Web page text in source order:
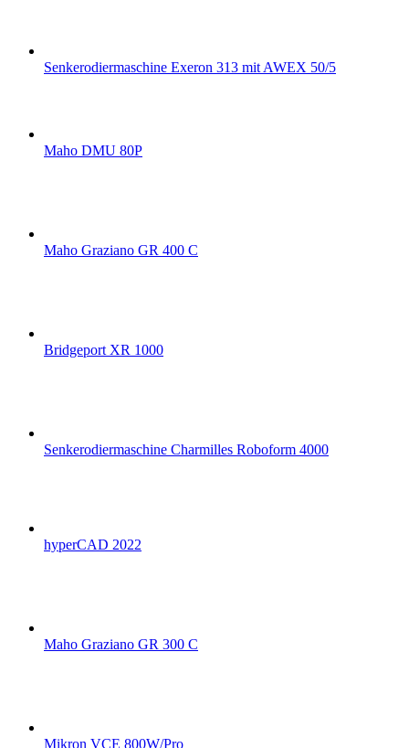
Senkerodiermaschine Exeron 313 mit AWEX 50/5
Maho DMU 80P
Maho Graziano GR 400 C
Bridgeport XR 1000
Senkerodiermaschine Charmilles Roboform 4000
hyperCAD 2022
Maho Graziano GR 300 C
Mikron VCE 800W/Pro